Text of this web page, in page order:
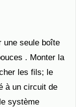
une seule boîte
. Monter la
les fils; le
à un circuit de
système